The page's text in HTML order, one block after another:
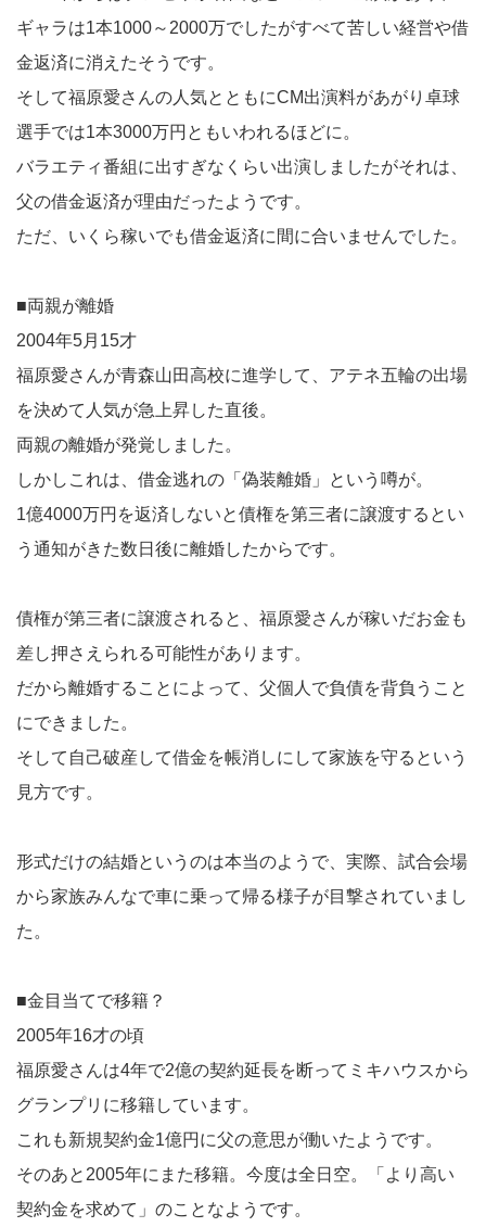
ギャラは1本1000～2000万でしたがすべて苦しい経営や借
金返済に消えたそうです。
そして福原愛さんの人気とともにCM出演料があがり卓球
選手では1本3000万円ともいわれるほどに。
バラエティ番組に出すぎなくらい出演しましたがそれは、
父の借金返済が理由だったようです。
ただ、いくら稼いでも借金返済に間に合いませんでした。
■両親が離婚
2004年5月15才
福原愛さんが青森山田高校に進学して、アテネ五輪の出場
を決めて人気が急上昇した直後。
両親の離婚が発覚しました。
しかしこれは、借金逃れの「偽装離婚」という噂が。
1億4000万円を返済しないと債権を第三者に譲渡するとい
う通知がきた数日後に離婚したからです。
債権が第三者に譲渡されると、福原愛さんが稼いだお金も
差し押さえられる可能性があります。
だから離婚することによって、父個人で負債を背負うこと
にできました。
そして自己破産して借金を帳消しにして家族を守るという
見方です。
形式だけの結婚というのは本当のようで、実際、試合会場
から家族みんなで車に乗って帰る様子が目撃されていまし
た。
■金目当てで移籍？
2005年16才の頃
福原愛さんは4年で2億の契約延長を断ってミキハウスから
グランプリに移籍しています。
これも新規契約金1億円に父の意思が働いたようです。
そのあと2005年にまた移籍。今度は全日空。「より高い
契約金を求めて」のことなようです。